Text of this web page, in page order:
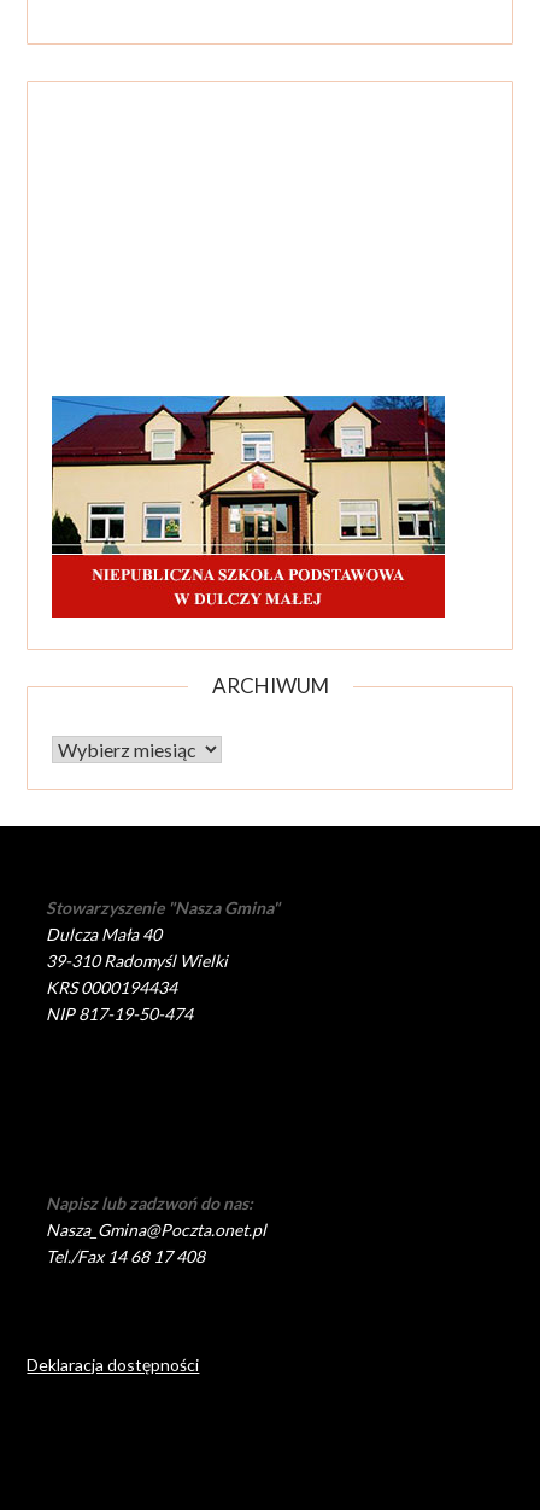
ARCHIWUM
Archiwum
Stowarzyszenie "Nasza Gmina"
Dulcza Mała 40
39-310 Radomyśl Wielki
KRS 0000194434
NIP 817-19-50-474
Napisz lub zadzwoń do nas:
Nasza_Gmina@Poczta.onet.pl
Tel./Fax 14 68 17 408
Deklaracja dostępności